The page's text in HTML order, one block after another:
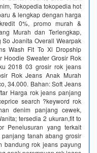
Tokopedia tokopedia hot
& lengkap dengan harga
0%, promo murah &
Murah dan Terlengkap,
Joanita Overall Wearpak
Wash Fit To Xl Dropship
Hoodie Sweater Grosir Rok
2018 03 grosir rok jeans
Rok Jeans Anak Murah
34.000. Bahan: Soft Jeans
Harga rok jeans panjang
search ?keyword rok
denim panjang cewek,
tersedia 2 ukuran,fit to
Penelusuran yang terkait
tanah abang grosir
bandung rok jeans payung